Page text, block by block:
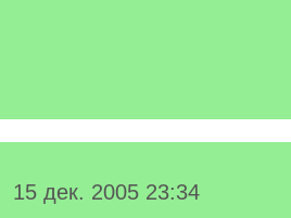
15 дек. 2005 23:34